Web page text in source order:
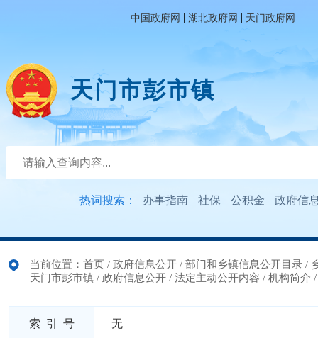
中国政府网 | 湖北政府网 | 天门政府网
天门市彭市镇
热词搜索： 办事指南 社保 公积金 政府信
当前位置： 首页 / 政府信息公开 / 部门和乡镇信息公开目录 /
天门市彭市镇 / 政府信息公开 / 法定主动公开内容 / 机构简介
索 引 号 无